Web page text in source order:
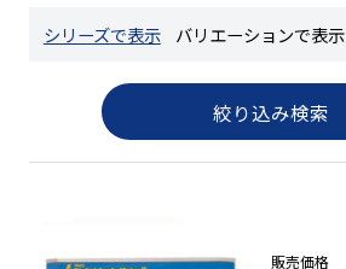
シリーズで表示 バリエーションで表示
絞り込み検索
販売価格